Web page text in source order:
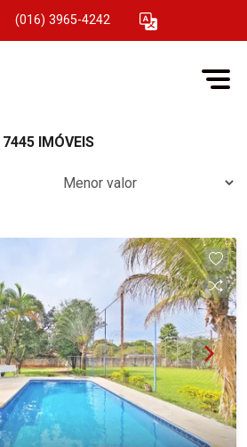
(016) 3965-4242
7445 IMÓVEIS